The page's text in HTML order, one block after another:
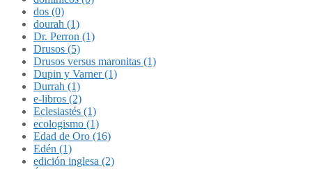
dos (0)
dourah (1)
Dr. Perron (1)
Drusos (5)
Drusos versus maronitas (1)
Dupin y Varner (1)
Durrah (1)
e-libros (2)
Eclesiastés (1)
ecologismo (1)
Edad de Oro (16)
Edén (1)
edición inglesa (2)